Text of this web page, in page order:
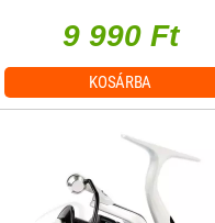
9 990 Ft
KOSÁRBA